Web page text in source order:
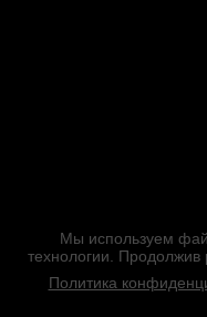
Мы используем
технологии. Продолжив
Политика